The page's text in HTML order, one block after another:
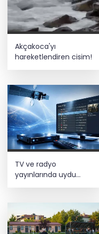
Akçakoca'yı
hareketlendiren cisim!
TV ve radyo
yayınlarında uydu